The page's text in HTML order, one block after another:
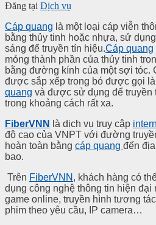
Đăng tại Dịch vụ
Cáp quang là một loại cáp viễn
bằng thủy tinh hoặc nhựa, sử
sáng để truyền tín hiệu.Cáp quang
mỏng thành phần của thủy tinh
bằng đường kính của một sợi tóc.
được sắp xếp trong bó được gọi là
quang và được sử dụng để truyền
trong khoảng cách rất xa.
FiberVNN
là dịch vụ truy cập
độ cao của VNPT với đường
hoàn toàn bằng cáp quang đến
bao.
Trên FiberVNN , khách hàng có
dụng công nghệ thông tin hiện đại
game online, truyền hình tương
phim theo yêu cầu, IP camera…